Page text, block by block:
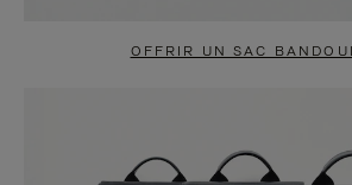
OFFRIR UN SAC